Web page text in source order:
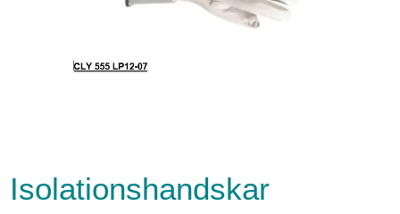
Isolationshandskar